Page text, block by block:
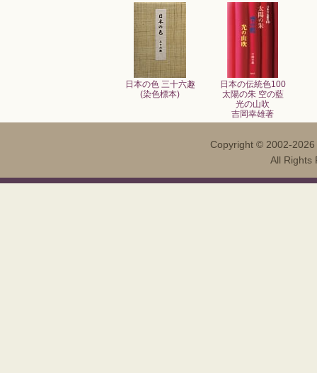
日本の色 三十六趣
(染色標本)
日本の伝統色100
太陽の朱 空の藍
光の山吹
吉岡幸雄著
Copyright © 2002-2026
All Rights